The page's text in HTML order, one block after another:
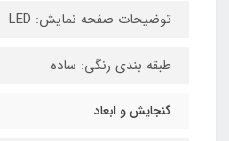
توضیحات صفحه نمایش: LED
طبقه بندی رنگی: ساده
گنجایش و ابعاد